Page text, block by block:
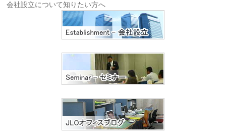
会社設立について知りたい方へ